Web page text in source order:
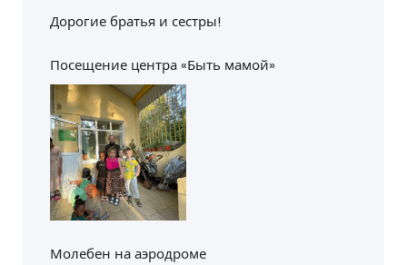
Дорогие братья и сестры!
Посещение центра «Быть мамой»
Молебен на аэродроме